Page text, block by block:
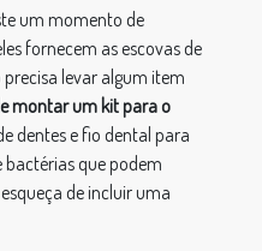
um momento de
fornecem as escovas de
levar algum item
montar um kit para o
dentes e fio dental para
que podem
esqueça de incluir uma